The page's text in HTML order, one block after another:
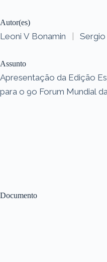
Documento
Autor(es)
Leoni V Bonamin | Sergio
Assunto
Apresentação da Edição
para o 9o Forum Mundial